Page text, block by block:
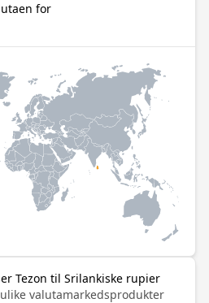
for
Tezon til Srilankiske rupier
valutamarkedsprodukter